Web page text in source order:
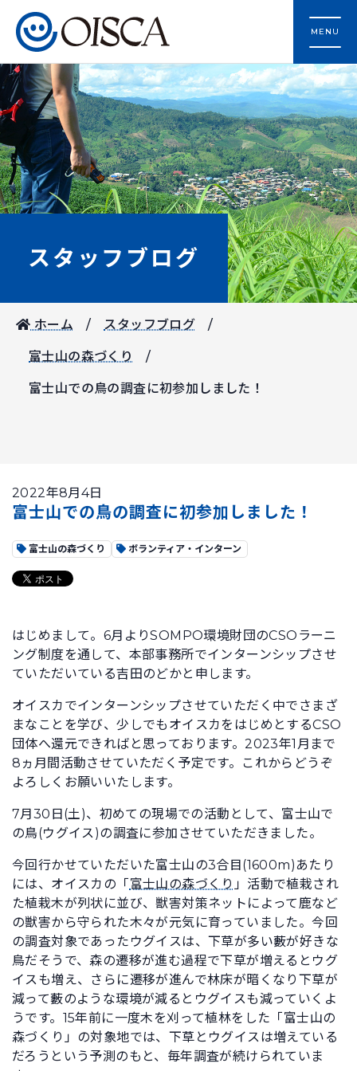
MENU
スタッフブログ
ホーム スタッフブログ
富士山の森づくり
富士山での鳥の調査に初参加しました！
2022年8月4日
富士山での鳥の調査に初参加しました！
富士山の森づくり ボランティア・インターン
はじめまして。6月よりSOMPO環境財団のCSOラーニ
ング制度を通して、本部事務所でインターンシップさせ
ていただいている吉田のどかと申します。
オイスカでインターンシップさせていただく中でさまざ
まなことを学び、少しでもオイスカをはじめとするCSO
団体へ還元できればと思っております。2023年1月まで
8ヵ月間活動させていただく予定です。これからどうぞ
よろしくお願いいたします。
7月30日(土)、初めての現場での活動として、富士山で
の鳥(ウグイス)の調査に参加させていただきました。
今回行かせていただいた富士山の3合目(1600m)あたり
には、オイスカの「富士山の森づくり 」活動で植栽され
た植栽木が列状に並び、獣害対策ネットによって鹿など
の獣害から守られた木々が元気に育っていました。今回
の調査対象であったウグイスは、下草が多い藪が好きな
鳥だそうで、森の遷移が進む過程で下草が増えるとウグ
イスも増え、さらに遷移が進んで林床が暗くなり下草が
減って藪のような環境が減るとウグイスも減っていくよ
うです。15年前に一度木を刈って植林をした「富士山の
森づくり」の対象地では、下草とウグイスは増えている
だろうという予測のもと、毎年調査が続けられていま